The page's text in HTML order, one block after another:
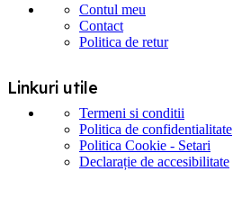
Contul meu
Contact
Politica de retur
Linkuri utile
Termeni si conditii
Politica de confidentialitate
Politica Cookie - Setari
Declarație de accesibilitate